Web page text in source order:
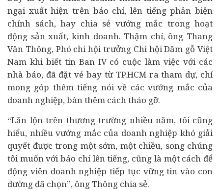
ngại xuất hiện trên báo chí, lên tiếng phản biện
chính sách, hay chia sẻ vướng mắc trong hoạt
động sản xuất, kinh doanh. Thậm chí, ông Thang
Văn Thông, Phó chi hội trưởng Chi hội Dăm gỗ Việt
Nam khi biết tin Ban IV có cuộc làm việc với các
nhà báo, đã đặt vé bay từ TP.HCM ra tham dự, chỉ
mong góp thêm tiếng nói về các vướng mắc của
doanh nghiệp, bàn thêm cách tháo gỡ.
“Lăn lộn trên thương trường nhiều năm, tôi cũng
hiểu, nhiều vướng mắc của doanh nghiệp khó giải
quyết được trong một sớm, một chiều, song chúng
tôi muốn với báo chí lên tiếng, cũng là một cách để
động viên doanh nghiệp tiếp tục vững tin vào con
đường đã chọn”, ông Thông chia sẻ.